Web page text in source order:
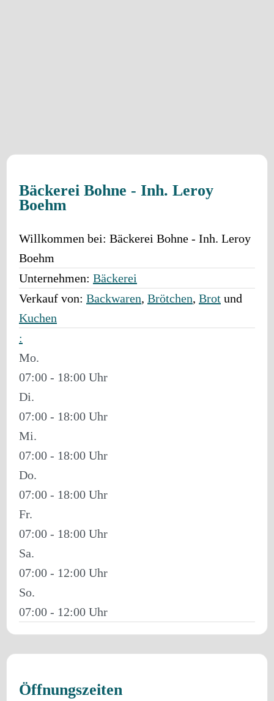
Bäckerei Bohne - Inh. Leroy
Boehm
Willkommen bei: Bäckerei Bohne - Inh. Leroy
Boehm
Unternehmen: Bäckerei
Verkauf von: Backwaren, Brötchen, Brot und
Kuchen
:
Mo.
07:00 - 18:00
Di.
07:00 - 18:00
Mi.
07:00 - 18:00
Do.
07:00 - 18:00
Fr.
07:00 - 18:00
Sa.
07:00 - 12:00
So.
07:00 - 12:00
Öffnungszeiten